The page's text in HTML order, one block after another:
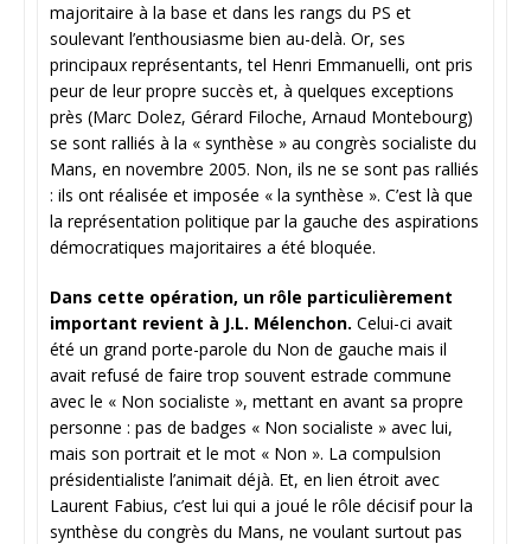
majoritaire à la base et dans les rangs du PS et
soulevant l’enthousiasme bien au-delà. Or, ses
principaux représentants, tel Henri Emmanuelli, ont pris
peur de leur propre succès et, à quelques exceptions
près (Marc Dolez, Gérard Filoche, Arnaud Montebourg)
se sont ralliés à la « synthèse » au congrès socialiste du
Mans, en novembre 2005. Non, ils ne se sont pas ralliés
: ils ont réalisée et imposée « la synthèse ». C’est là que
la représentation politique par la gauche des aspirations
démocratiques majoritaires a été bloquée.
Dans cette opération, un rôle particulièrement
important revient à J.L. Mélenchon. Celui-ci avait
été un grand porte-parole du Non de gauche mais il
avait refusé de faire trop souvent estrade commune
avec le « Non socialiste », mettant en avant sa propre
personne : pas de badges « Non socialiste » avec lui,
mais son portrait et le mot « Non ». La compulsion
présidentialiste l’animait déjà. Et, en lien étroit avec
Laurent Fabius, c’est lui qui a joué le rôle décisif pour la
synthèse du congrès du Mans, ne voulant surtout pas